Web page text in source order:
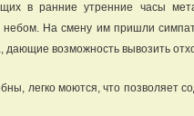
в ранние утренние часы
На смену им пришли
дающие возможность вывозить
легко моются, что позволяет